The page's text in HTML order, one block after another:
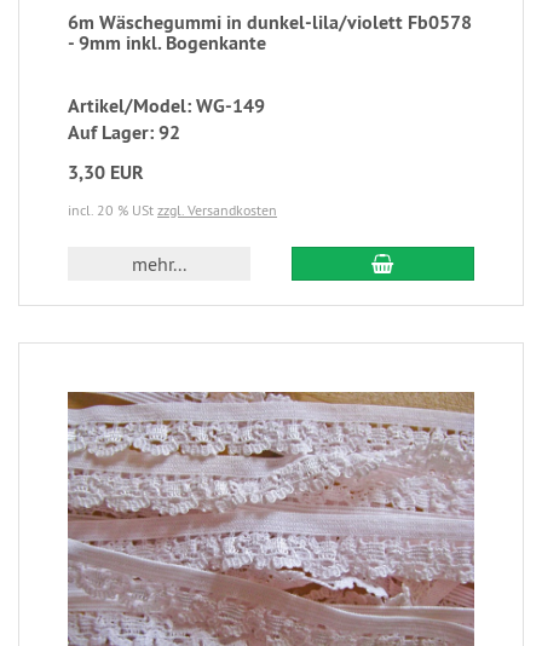
6m Wäschegummi in dunkel-lila/violett Fb0578
- 9mm inkl. Bogenkante
Artikel/Model: WG-149
Auf Lager: 92
3,30 EUR
incl. 20 % USt zzgl. Versandkosten
mehr...